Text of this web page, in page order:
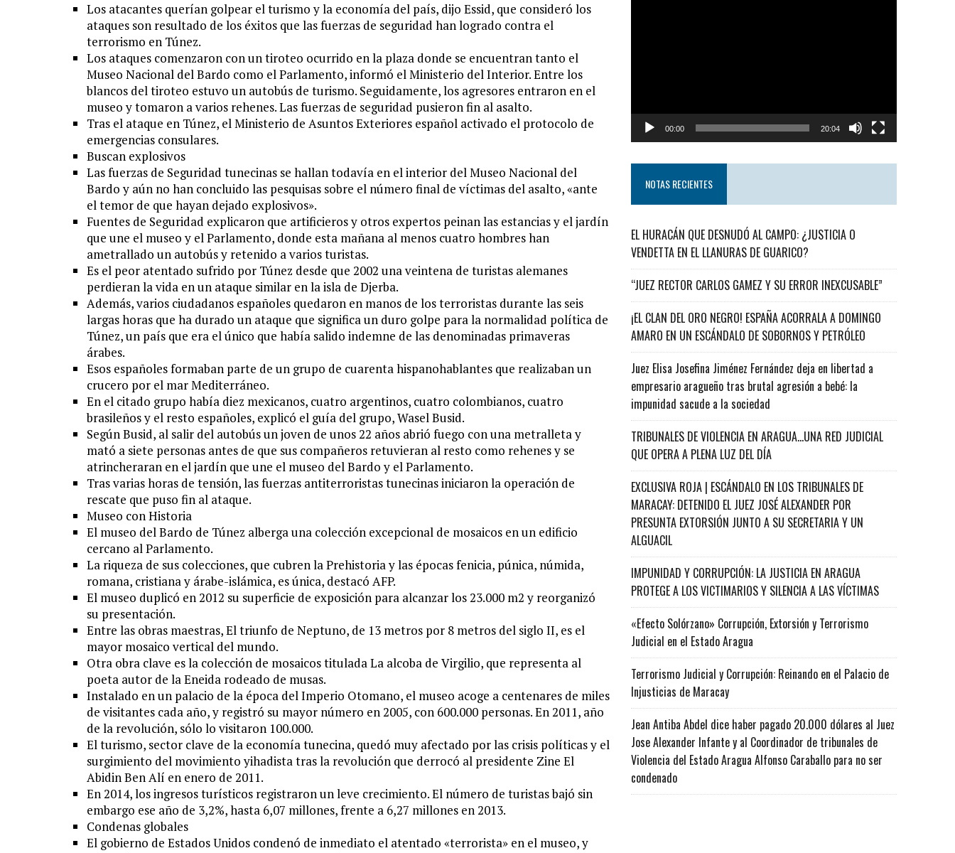
Los atacantes querían golpear el turismo y la economía del país, dijo Essid, que consideró los
ataques son resultado de los éxitos que las fuerzas de seguridad han logrado contra el
terrorismo en Túnez.
Los ataques comenzaron con un tiroteo ocurrido en la plaza donde se encuentran tanto el
Museo Nacional del Bardo como el Parlamento, informó el Ministerio del Interior. Entre los
blancos del tiroteo estuvo un autobús de turismo. Seguidamente, los agresores entraron en el
museo y tomaron a varios rehenes. Las fuerzas de seguridad pusieron fin al asalto.
Tras el ataque en Túnez, el Ministerio de Asuntos Exteriores español activado el protocolo de
emergencias consulares.
Buscan explosivos
Las fuerzas de Seguridad tunecinas se hallan todavía en el interior del Museo Nacional del
Bardo y aún no han concluido las pesquisas sobre el número final de víctimas del asalto, «ante
el temor de que hayan dejado explosivos».
Fuentes de Seguridad explicaron que artificieros y otros expertos peinan las estancias y el jardín
que une el museo y el Parlamento, donde esta mañana al menos cuatro hombres han
ametrallado un autobús y retenido a varios turistas.
Es el peor atentado sufrido por Túnez desde que 2002 una veintena de turistas alemanes
perdieran la vida en un ataque similar en la isla de Djerba.
Además, varios ciudadanos españoles quedaron en manos de los terroristas durante las seis
largas horas que ha durado un ataque que significa un duro golpe para la normalidad política de
Túnez, un país que era el único que había salido indemne de las denominadas primaveras
árabes.
Esos españoles formaban parte de un grupo de cuarenta hispanohablantes que realizaban un
crucero por el mar Mediterráneo.
En el citado grupo había diez mexicanos, cuatro argentinos, cuatro colombianos, cuatro
brasileños y el resto españoles, explicó el guía del grupo, Wasel Busid.
Según Busid, al salir del autobús un joven de unos 22 años abrió fuego con una metralleta y
mató a siete personas antes de que sus compañeros retuvieran al resto como rehenes y se
atrincheraran en el jardín que une el museo del Bardo y el Parlamento.
Tras varias horas de tensión, las fuerzas antiterroristas tunecinas iniciaron la operación de
rescate que puso fin al ataque.
Museo con Historia
El museo del Bardo de Túnez alberga una colección excepcional de mosaicos en un edificio
cercano al Parlamento.
La riqueza de sus colecciones, que cubren la Prehistoria y las épocas fenicia, púnica, númida,
romana, cristiana y árabe-islámica, es única, destacó AFP.
El museo duplicó en 2012 su superficie de exposición para alcanzar los 23.000 m2 y reorganizó
su presentación.
Entre las obras maestras, El triunfo de Neptuno, de 13 metros por 8 metros del siglo II, es el
mayor mosaico vertical del mundo.
Otra obra clave es la colección de mosaicos titulada La alcoba de Virgilio, que representa al
poeta autor de la Eneida rodeado de musas.
Instalado en un palacio de la época del Imperio Otomano, el museo acoge a centenares de miles
de visitantes cada año, y registró su mayor número en 2005, con 600.000 personas. En 2011, año
de la revolución, sólo lo visitaron 100.000.
El turismo, sector clave de la economía tunecina, quedó muy afectado por las crisis políticas y el
surgimiento del movimiento yihadista tras la revolución que derrocó al presidente Zine El
Abidin Ben Alí en enero de 2011.
En 2014, los ingresos turísticos registraron un leve crecimiento. El número de turistas bajó sin
embargo ese año de 3,2%, hasta 6,07 millones, frente a 6,27 millones en 2013.
Condenas globales
El gobierno de Estados Unidos condenó de inmediato el atentado «terrorista» en el museo, y
00:00 20:04
NOTAS RECIENTES
EL HURACÁN QUE DESNUDÓ AL CAMPO: ¿JUSTICIA O
VENDETTA EN EL LLANURAS DE GUARICO?
“JUEZ RECTOR CARLOS GAMEZ Y SU ERROR INEXCUSABLE”
¡EL CLAN DEL ORO NEGRO! ESPAÑA ACORRALA A DOMINGO
AMARO EN UN ESCÁNDALO DE SOBORNOS Y PETRÓLEO
Juez Elisa Josefina Jiménez Fernández deja en libertad a
empresario aragueño tras brutal agresión a bebé: la
impunidad sacude a la sociedad
TRIBUNALES DE VIOLENCIA EN ARAGUA…UNA RED JUDICIAL
QUE OPERA A PLENA LUZ DEL DÍA
EXCLUSIVA ROJA | ESCÁNDALO EN LOS TRIBUNALES DE
MARACAY: DETENIDO EL JUEZ JOSÉ ALEXANDER POR
PRESUNTA EXTORSIÓN JUNTO A SU SECRETARIA Y UN
ALGUACIL
IMPUNIDAD Y CORRUPCIÓN: LA JUSTICIA EN ARAGUA
PROTEGE A LOS VICTIMARIOS Y SILENCIA A LAS VÍCTIMAS
«Efecto Solórzano» Corrupción, Extorsión y Terrorismo
Judicial en el Estado Aragua
Terrorismo Judicial y Corrupción: Reinando en el Palacio de
Injusticias de Maracay
Jean Antiba Abdel dice haber pagado 20.000 dólares al Juez
Jose Alexander Infante y al Coordinador de tribunales de
Violencia del Estado Aragua Alfonso Caraballo para no ser
condenado